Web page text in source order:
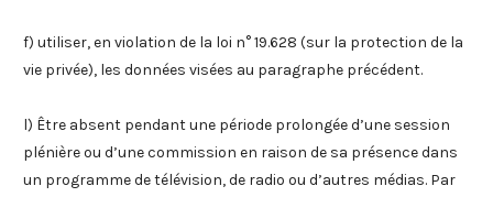
f) utiliser, en violation de la loi n° 19.628 (sur la protection de la
vie privée), les données visées au paragraphe précédent.
l) Être absent pendant une période prolongée d’une session
plénière ou d’une commission en raison de sa présence dans
un programme de télévision, de radio ou d’autres médias. Par